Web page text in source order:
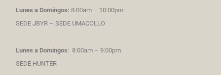
Lunes a Domingos: 8:00am – 10:00pm
SEDE JBYR – SEDE UMACOLLO
Lunes a Domingos: 8:00am – 9:00pm
SEDE HUNTER